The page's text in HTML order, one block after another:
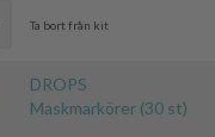
Ta bort från kit
DROPS
Maskmarkörer (30 st)